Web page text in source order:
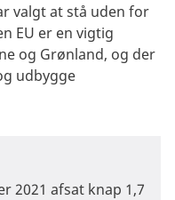
valgt at stå uden for
EU er en vigtig
og Grønland, og der
udbygge
2021 afsat knap 1,7